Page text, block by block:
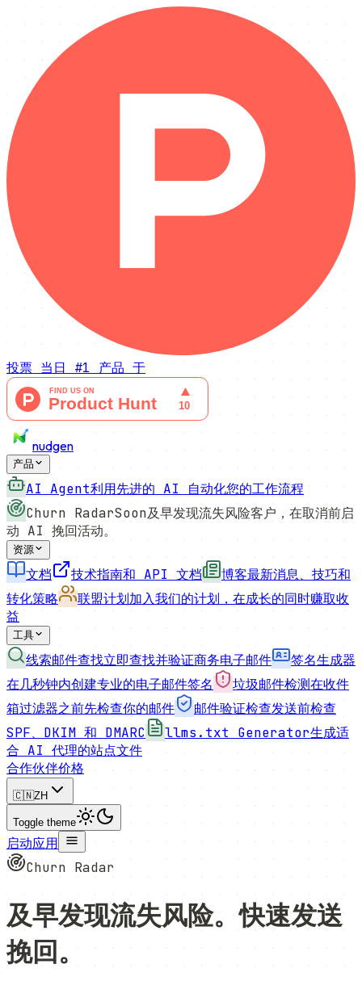
投票 当日 #1 产品 于
nudgen
产品
AI Agent利用先进的 AI 自动化您的工作流程
Churn RadarSoon及早发现流失风险客户，在取消前启
动 AI 挽回活动。
资源
文档 技术指南和 API 文档 博客最新消息、技巧和
转化策略
联盟计划加入我们的计划，在成长的同时赚取收
益
工具
线索邮件查找立即查找并验证商务电子邮件
签名生成器
在几秒钟内创建专业的电子邮件签名
垃圾邮件检测在收件
箱过滤器之前先检查你的邮件
邮件验证检查发送前检查
SPF、DKIM 和 DMARC
llms.txt Generator生成适
合 AI 代理的站点文件
合作伙伴价格
🇨🇳ZH
Toggle theme
启动应用
Churn Radar
及早发现流失风险。快速发送
挽回。